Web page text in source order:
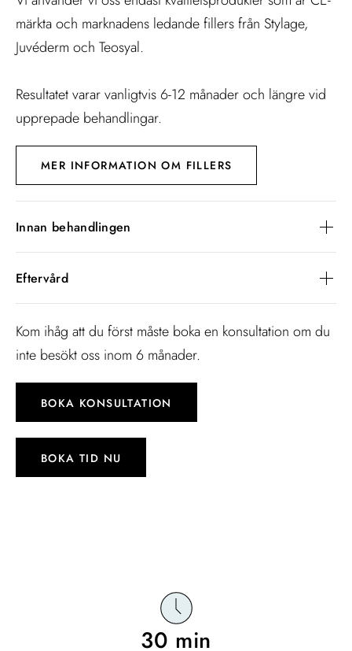
märkta och marknadens ledande fillers från Stylage,
Juvéderm och Teosyal.
Resultatet varar vanligtvis 6-12 månader och längre vid
upprepade behandlingar.
MER INFORMATION OM FILLERS
Innan behandlingen
mediciner som Ipren, Voltaren och Naproxen veckan innan
under de närmaste fem dagarna.
Eftervård
12 timmarna
▸ Undvik överdrivet minspel under de första 12 timmarna
▸ Använd inte makeup under de första 12 timmarna
▸ Undvik fysisk aktivitet som träning under 24 timmar
▸ Sov med huvudet högt och undvik att sova på det
injicerade området dagarna efter behandlingen
▸ Undvik UV-strålar från sol och solarium och bastubad
under de första två veckorna
Kom ihåg att du först måste boka en konsultation om du
inte besökt oss inom 6 månader.
BOKA KONSULTATION
BOKA TID NU
30 min